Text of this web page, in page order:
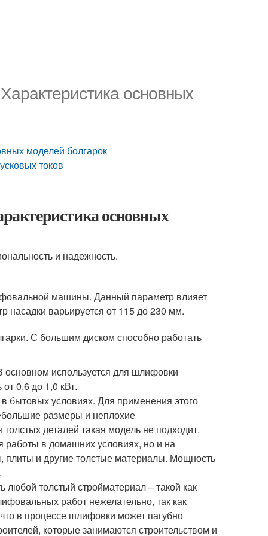
основных
моделей болгарок
токов
основных
и надежность.
машины. Данный параметр влияет
насадки варьируется от 115 до 230 мм.
С большим диском способно работать
используется для шлифовки
0,6 до 1,0 кВт.
бытовых условиях. Для применения этого
размеры и неплохие
деталей такая модель не подходит.
работы в домашних условиях, но и на
плиты и другие толстые материалы. Мощность
любой толстый стройматериал – такой как
работ нежелательно, так как
в процессе шлифовки может пагубно
которые занимаются строительством и